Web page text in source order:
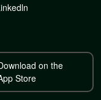
on the
Store